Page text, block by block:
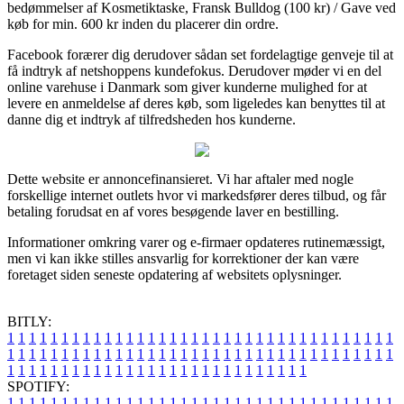
bedømmelser af Kosmetiktaske, Fransk Bulldog (100 kr) / Gave ved
køb for min. 600 kr inden du placerer din ordre.
Facebook forærer dig derudover sådan set fordelagtige genveje til at
få indtryk af netshoppens kundefokus. Derudover møder vi en del
online varehuse i Danmark som giver kunderne mulighed for at
levere en anmeldelse af deres køb, som ligeledes kan benyttes til at
danne dig et indtryk af tilfredsheden hos kunderne.
Dette website er annoncefinansieret. Vi har aftaler med nogle
forskellige internet outlets hvor vi markedsfører deres tilbud, og får
betaling forudsat en af vores besøgende laver en bestilling.
Informationer omkring varer og e-firmaer opdateres rutinemæssigt,
men vi kan ikke stilles ansvarlig for korrektioner der kan være
foretaget siden seneste opdatering af websitets oplysninger.
BITLY:
1 1 1 1 1 1 1 1 1 1 1 1 1 1 1 1 1 1 1 1 1 1 1 1 1 1 1 1 1 1 1 1 1 1 1 1
1 1 1 1 1 1 1 1 1 1 1 1 1 1 1 1 1 1 1 1 1 1 1 1 1 1 1 1 1 1 1 1 1 1 1 1
1 1 1 1 1 1 1 1 1 1 1 1 1 1 1 1 1 1 1 1 1 1 1 1 1 1 1 1
SPOTIFY: